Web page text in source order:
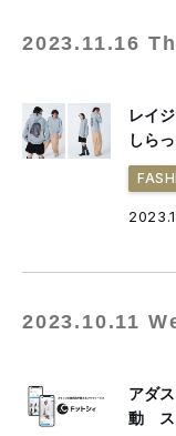
2023.11.16
レイ
しら
2023.10.11
アダ
動 ス